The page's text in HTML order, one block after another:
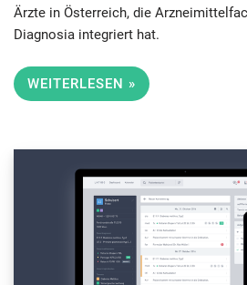
Ärzte in Österreich, die
Diagnosia integriert hat.
WEITERLESEN »